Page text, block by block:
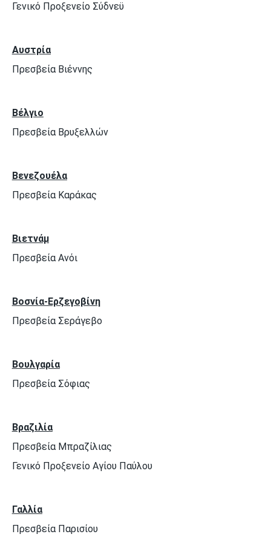
Γενικό Προξενείο Σύδνεϋ
Αυστρία
Πρεσβεία Βιέννης
Βέλγιο
Πρεσβεία Βρυξελλών
Βενεζουέλα
Πρεσβεία Καράκας
Βιετνάμ
Πρεσβεία Ανόι
Βοσνία-Ερζεγοβίνη
Πρεσβεία Σεράγεβο
Βουλγαρία
Πρεσβεία Σόφιας
Βραζιλία
Πρεσβεία Μπραζίλιας
Γενικό Προξενείο Αγίου Παύλου
Γαλλία
Πρεσβεία Παρισίου